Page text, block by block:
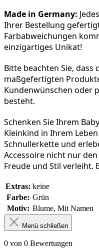
Made in Germany:
Ihrer Bestellung
Farbabweichungen
einzigartiges Unikat!
Bitte beachten Sie,
maßgefertigten
Kundenwünschen oder
besteht.
Schenken Sie Ihrem
Kleinkind in Ihrem
Schnullerkette und
Accessoire nicht nur
Freude und Stil verleiht.
Extras: keine
Farbe: Grün
Motiv: Blume, Mit Namen
Menü schließen
0 von 0 Bewertungen